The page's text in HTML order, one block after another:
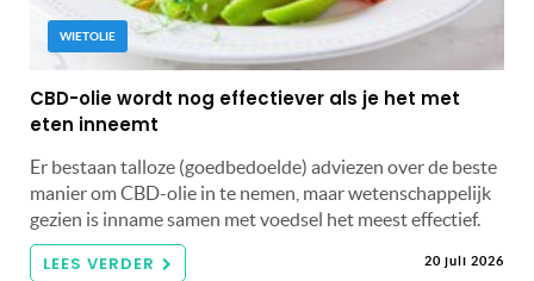
WIETOLIE
CBD-olie wordt nog effectiever als je het met
eten inneemt
Er bestaan talloze (goedbedoelde) adviezen over de beste
manier om CBD-olie in te nemen, maar wetenschappelijk
gezien is inname samen met voedsel het meest effectief.
LEES VERDER 20 juli 2026